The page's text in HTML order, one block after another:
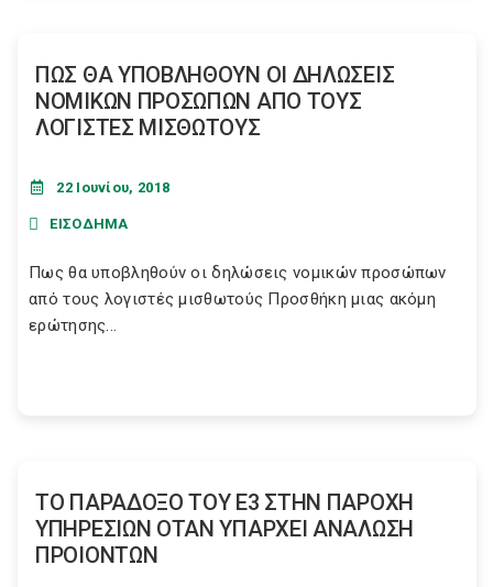
ΠΩΣ ΘΑ ΥΠΟΒΛΗΘΟΥΝ ΟΙ ΔΗΛΩΣΕΙΣ
ΝΟΜΙΚΩΝ ΠΡΟΣΩΠΩΝ ΑΠΟ ΤΟΥΣ
ΛΟΓΙΣΤΕΣ ΜΙΣΘΩΤΟΥΣ
22 Ιουνίου, 2018
ΕΙΣΟΔΗΜΑ
Πως θα υποβληθούν οι δηλώσεις νομικών προσώπων
από τους λογιστές μισθωτούς Προσθήκη μιας ακόμη
ερώτησης...
ΤΟ ΠΑΡΑΔΟΞΟ ΤΟΥ Ε3 ΣΤΗΝ ΠΑΡΟΧΗ
ΥΠΗΡΕΣΙΩΝ ΟΤΑΝ ΥΠΑΡΧΕΙ ΑΝΑΛΩΣΗ
ΠΡΟΙΟΝΤΩΝ